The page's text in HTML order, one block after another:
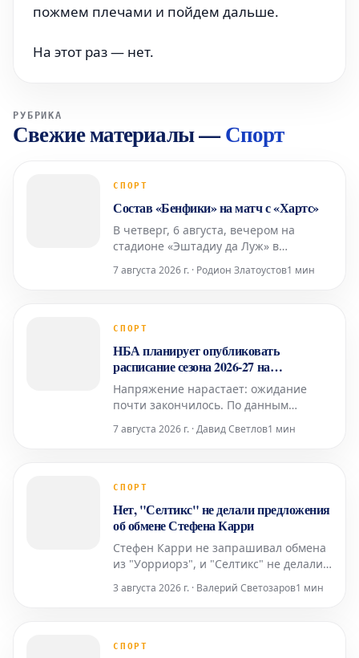
пожмем плечами и пойдем дальше.
На этот раз — нет.
РУБРИКА
Свежие материалы—Спорт
СПОРТ
Состав «Бенфики» на матч с «Хартс»
В четверг, 6 августа, вечером на
стадионе «Эштадиу да Луж» в
«Бенфика» примет шотландский
Лиги Европы. Стартовый состав
Защитники: Александер Ба
7 августа 2026 г. · Родион Златоустов1 мин
СПОРТ
НБА планирует опубликовать
расписание сезона 2026-27 на
следующей неделе
Напряжение нарастает: ожидание
почти закончилось. По данным
Марка Стейна из The Stein Line,
опубликовать полное расписание
следующей неделе. Это не является
неожид
7 августа 2026 г. · Давид Светлов1 мин
СПОРТ
Нет, "Селтикс" не делали предложения
об обмене Стефена Карри
Стефен Карри не запрашивал обмена
из "Уорриорз", и "Селтикс" не делали
ему официального предложения.
Добро пожаловать в август в НБА –
недавние спекуляции вокруг Карри
3 августа 2026 г. · Валерий Светозаров1 мин
СПОРТ